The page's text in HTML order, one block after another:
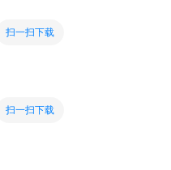
扫一扫下载
扫一扫下载